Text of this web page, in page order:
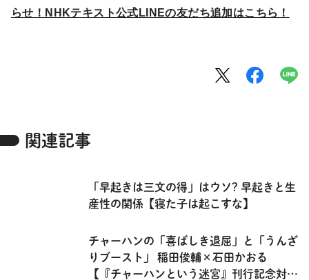
らせ！NHKテキスト公式LINEの友だち追加はこちら！
関連記事
「早起きは三文の得」はウソ? 早起きと生
産性の関係【寝た子は起こすな】
チャーハンの「喜ばしき退屈」と「うんざ
りブースト」 稲田俊輔×石田かおる
【『チャーハンという迷宮』刊行記念対